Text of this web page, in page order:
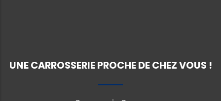
UNE CARROSSERIE PROCHE DE CHEZ VOUS !